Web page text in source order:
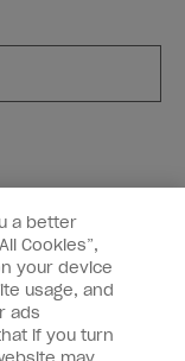
a better
Cookies”,
your device
usage, and
ads
if you turn